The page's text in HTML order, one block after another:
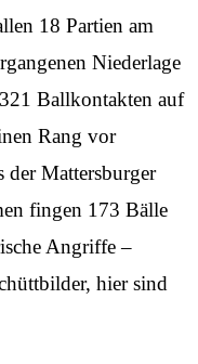
18 Partien am
Niederlage
Ballkontakten auf
Rang vor
der Mattersburger
fingen 173 Bälle
Angriffe –
hier sind